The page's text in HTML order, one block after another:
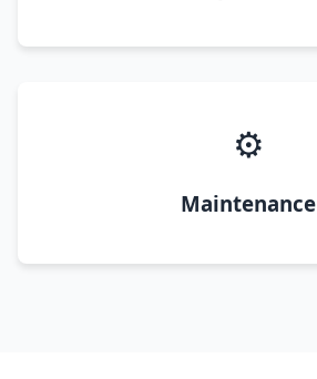
⚙️
Maintenance